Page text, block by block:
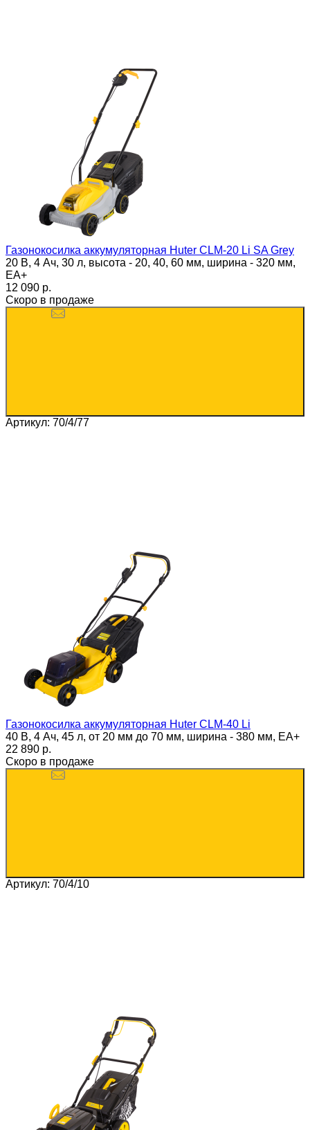
Газонокосилка аккумуляторная Huter CLM-20 Li SA Grey
20 В, 4 Ач, 30 л, высота - 20, 40, 60 мм, ширина - 320 мм,
ЕА+
12 090 p.
Скоро в продаже
Артикул: 70/4/77
Газонокосилка аккумуляторная Huter CLM-40 Li
40 В, 4 Ач, 45 л, от 20 мм до 70 мм, ширина - 380 мм, ЕА+
22 890 p.
Скоро в продаже
Артикул: 70/4/10